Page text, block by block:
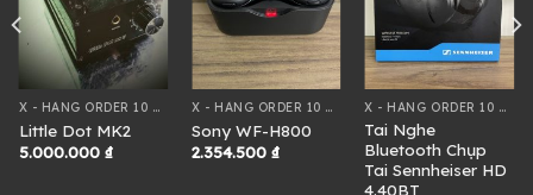
X - HÀNG ORDER 10 NGÀY
Little Dot MK2
5.000.000 ₫
X - HÀNG ORDER 10 NGÀY
Sony WF-H800
2.354.500₫
X - HÀNG ORDER 10 NGÀY
Tai Nghe
Bluetooth Chụp
Tai Sennheiser HD
4.40BT